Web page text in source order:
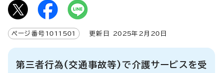
ページ番号 1011501 更新日 2025年2月 20 日
第三者行為(交通事故等)で介護サービスを受